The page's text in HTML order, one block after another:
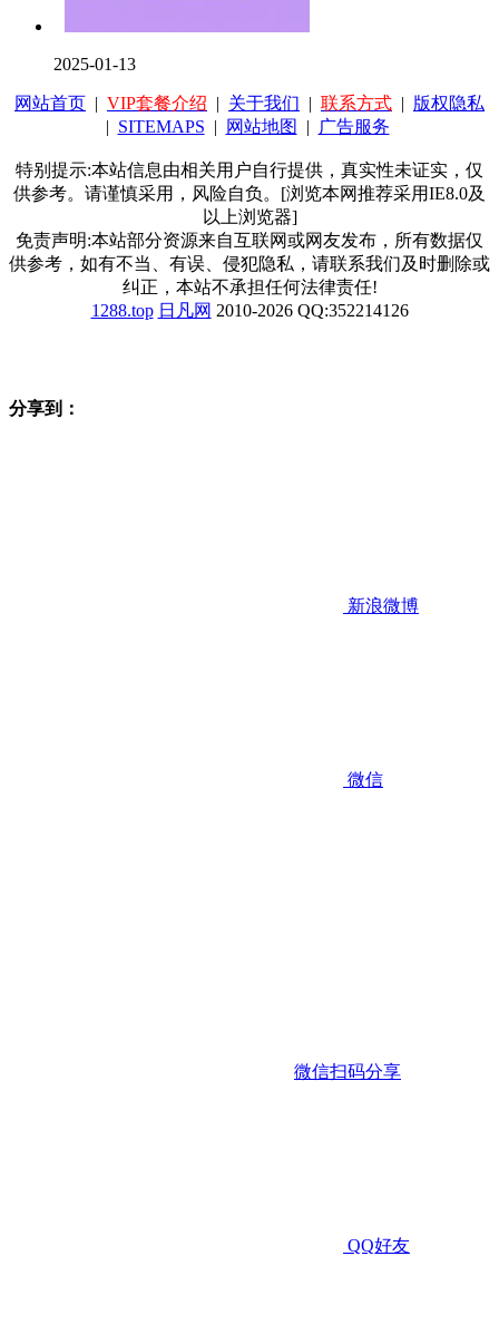
2025-01-13
网站首页 | VIP套餐介绍 | 关于我们 | 联系方式 | 版权隐私
| SITEMAPS | 网站地图 | 广告服务
特别提示:本站信息由相关用户自行提供，真实性未证实，仅
供参考。请谨慎采用，风险自负。[浏览本网推荐采用IE8.0及
以上浏览器]
免责声明:本站部分资源来自互联网或网友发布，所有数据仅
供参考，如有不当、有误、侵犯隐私，请联系我们及时删除或
纠正，本站不承担任何法律责任!
1288.top 日凡网 2010-2026 QQ:352214126
分享到：
新浪微博
微信
微信扫码分享
QQ好友